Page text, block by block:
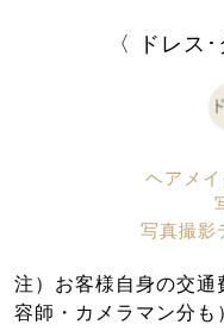
〈 ドレス
ヘアメ
写真撮影
注）お客様自身の交通
容師・カメラマン分も